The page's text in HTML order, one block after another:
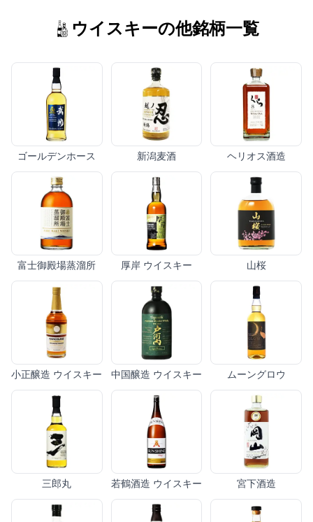
ウイスキーの他銘柄一覧
ゴールデンホース 新潟麦酒 ヘリオス酒造
富士御殿場蒸溜所 厚岸 ウイスキー 山桜
小正醸造 ウイスキー 中国醸造 ウイスキー ムーングロウ
三郎丸 若鶴酒造 ウイスキー 宮下酒造